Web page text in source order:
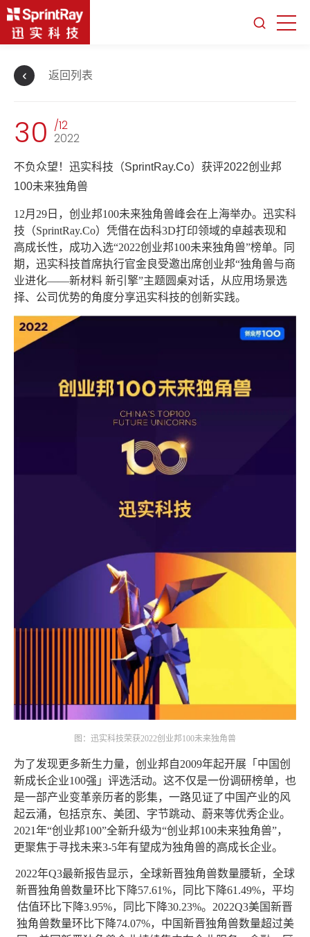
返回列表
30 /12
2022
不负众望！迅实科技（SprintRay.Co）获评2022创业邦
100未来独角兽
12月29日，创业邦100未来独角兽峰会在上海举办。迅实科
技（SprintRay.Co）凭借在齿科3D打印领域的卓越表现和
高成长性，成功入选“2022创业邦100未来独角兽”榜单。同
期，迅实科技首席执行官金良受邀出席创业邦“独角兽与商
业进化——新材料 新引擎”主题圆桌对话，从应用场景选
择、公司优势的角度分享迅实科技的创新实践。
图：迅实科技荣获2022创业邦100未来独角兽
为了发现更多新生力量，创业邦自2009年起开展「中国创
新成长企业100强」评选活动。这不仅是一份调研榜单，也
是一部产业变革亲历者的影集，一路见证了中国产业的风
起云涌，包括京东、美团、字节跳动、蔚来等优秀企业。
2021年“创业邦100”全新升级为“创业邦100未来独角兽”，
更聚焦于寻找未来3-5年有望成为独角兽的高成长企业。
2022年Q3最新报告显示，全球新晋独角兽数量腰斩，全球
新晋独角兽数量环比下降57.61%，同比下降61.49%，平均
估值环比下降3.95%，同比下降30.23%。2022Q3美国新晋
独角兽数量环比下降74.07%，中国新晋独角兽数量超过美